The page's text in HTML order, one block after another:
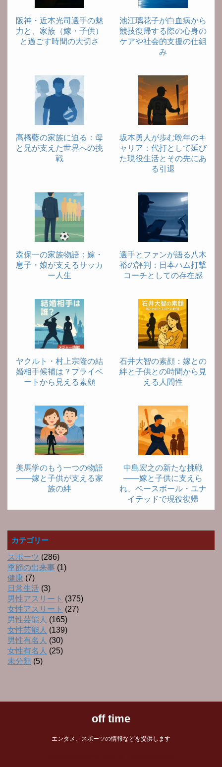
阪神・近本光司選手の魅
力と、家族（嫁・子供）
と過ごす時間の大切さ
池江璃花子が白血病から
競技復帰する際の心身の
ケアや社会的支援の仕組
み
髙橋藍の家族に迫る：母
と兄が支えた世界への挑
戦
坂本勇人が歩む晩年のキ
ャリア：代打として延び
た現役生活とその先にあ
る引退
森保一の家族物語：嫁・
息子・娘が支えるサッカ
ー人生
選手とファンが語る八木
裕の評判：日本ハム打撃
コーチとしての存在感
ヤクルト・村上宗隆の結
婚相手候補は？プライベ
ートから見える素顔
石井大智の素顔：嫁との
絆と子供との時間から見
える人間性
美馬学のもう一つの物語
――嫁と子供が支える家
族の絆
中島宏之の新たな挑戦
――嫁と子供に支えら
れ、ベースボール・ユナ
イテッドで現役復帰
カテゴリー
スポーツ (286)
季節の出来事 (1)
健康 (7)
日常生活 (3)
男性アスリート (375)
女性アスリート (27)
男性芸能人 (165)
女性芸能人 (139)
男性有名人 (30)
女性有名人 (25)
未分類 (5)
off time
エンタメ、スポーツの情報などを提供します